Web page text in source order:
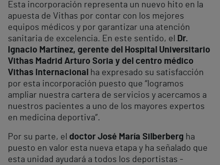
Esta incorporación representa un nuevo hito en la
apuesta de Vithas por contar con los mejores
equipos médicos y por garantizar una atención
sanitaria de excelencia. En este sentido, el
Dr.
Ignacio Martínez, gerente del Hospital Universitario
Vithas Madrid Arturo Soria y del centro médico
Vithas Internacional
ha expresado su satisfacción
por esta incorporación puesto que “logramos
ampliar nuestra cartera de servicios y acercamos a
nuestros pacientes a uno de los mayores expertos
en medicina deportiva”.
Por su parte, el doctor José María Silberberg ha
puesto en valor esta nueva etapa y ha señalado que
esta unidad ayudará a todos los deportistas -